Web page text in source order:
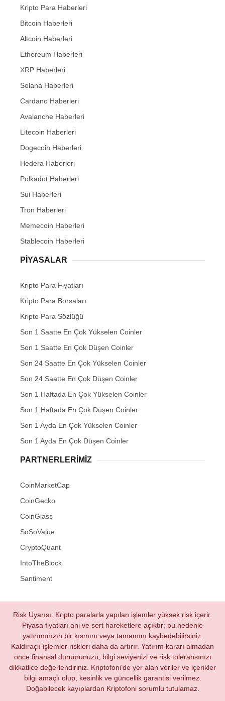
Kripto Para Haberleri
Bitcoin Haberleri
Altcoin Haberleri
Ethereum Haberleri
XRP Haberleri
Solana Haberleri
Cardano Haberleri
Avalanche Haberleri
Litecoin Haberleri
Dogecoin Haberleri
Hedera Haberleri
Polkadot Haberleri
Sui Haberleri
Tron Haberleri
Memecoin Haberleri
Stablecoin Haberleri
PIYASALAR
Kripto Para Fiyatları
Kripto Para Borsaları
Kripto Para Sözlüğü
Son 1 Saatte En Çok Yükselen Coinler
Son 1 Saatte En Çok Düşen Coinler
Son 24 Saatte En Çok Yükselen Coinler
Son 24 Saatte En Çok Düşen Coinler
Son 1 Haftada En Çok Yükselen Coinler
Son 1 Haftada En Çok Düşen Coinler
Son 1 Ayda En Çok Yükselen Coinler
Son 1 Ayda En Çok Düşen Coinler
PARTNERLERIMIZ
CoinMarketCap
CoinGecko
CoinGlass
SoSoValue
CryptoQuant
IntoTheBlock
Santiment
Risk Uyarısı: Kripto paralarla yapılan işlemler yüksek risk içerir.
Piyasa fiyatları ani ve sert hareketlere açıktır; bu nedenle
yatırımınızın bir kısmını veya tamamını kaybedebilirsiniz.
Kaldıraçlı işlemler riskleri daha da artırır. Yatırım kararı almadan
önce finansal durumunuzu, bilgi seviyenizi ve risk toleransınızı
dikkatlice değerlendiriniz. Kriptofoni’de yer alan veriler ve içerikler
bilgi amaçlı olup, kesinlik ve güncellik garantisi verilmez.
Doğabilecek kayıplardan Kriptofoni sorumlu tutulamaz.